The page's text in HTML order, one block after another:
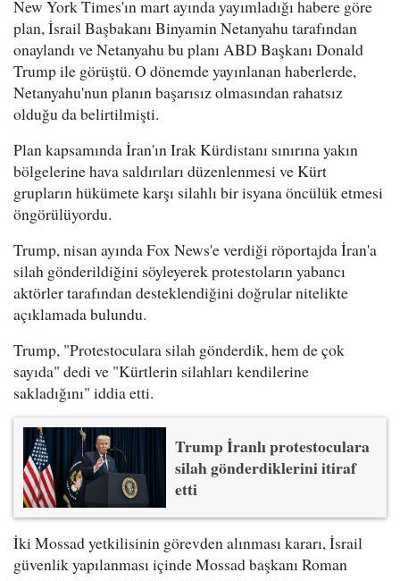
New York Times'ın mart ayında yayımladığı habere göre
plan, İsrail Başbakanı Binyamin Netanyahu tarafından
onaylandı ve Netanyahu bu planı ABD Başkanı Donald
Trump ile görüştü. O dönemde yayınlanan haberlerde,
Netanyahu'nun planın başarısız olmasından rahatsız
olduğu da belirtilmişti.
Plan kapsamında İran'ın Irak Kürdistanı sınırına yakın
bölgelerine hava saldırıları düzenlenmesi ve Kürt
grupların hükümete karşı silahlı bir isyana öncülük etmesi
öngörülüyordu.
Trump, nisan ayında Fox News'e verdiği röportajda İran'a
silah gönderildiğini söyleyerek protestoların yabancı
aktörler tarafından desteklendiğini doğrular nitelikte
açıklamada bulundu.
Trump, "Protestoculara silah gönderdik, hem de çok
sayıda" dedi ve "Kürtlerin silahları kendilerine
sakladığını" iddia etti.
Trump İranlı protestoculara
silah gönderdiklerini itiraf
etti
İki Mossad yetkilisinin görevden alınması kararı, İsrail
güvenlik yapılanması içinde Mossad başkanı Roman